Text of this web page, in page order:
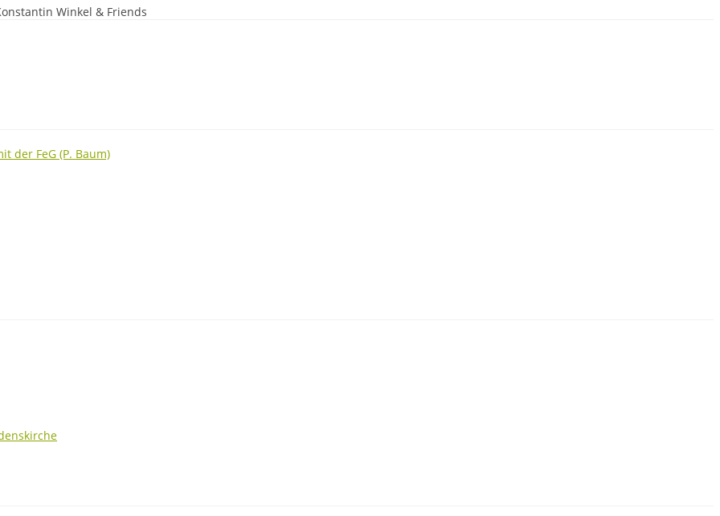
Winkel & Friends
der FeG (P. Baum)